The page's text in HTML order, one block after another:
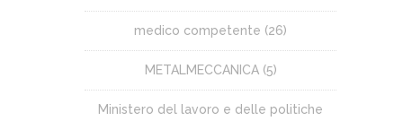
medico competente (26)
METALMECCANICA(5)
Ministero del lavoro e delle politiche